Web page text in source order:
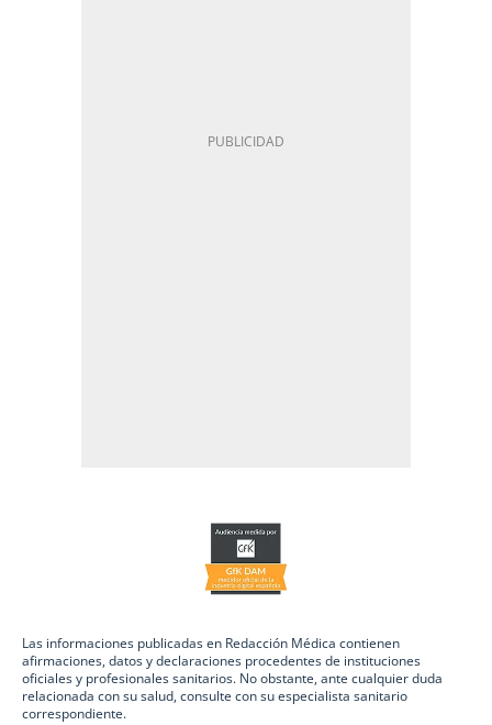
Las informaciones publicadas en Redacción Médica contienen
afirmaciones, datos y declaraciones procedentes de instituciones
oficiales y profesionales sanitarios. No obstante, ante cualquier duda
relacionada con su salud, consulte con su especialista sanitario
correspondiente.